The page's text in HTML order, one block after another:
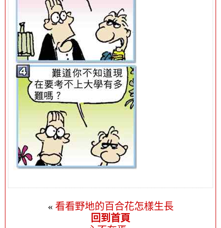
« 看看野地的百合花怎樣生長
回到首頁